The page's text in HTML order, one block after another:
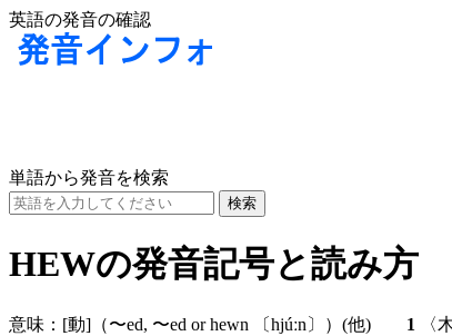
英語の発音の確認
単語から発音を検索
HEWの発音記号と読み方
意味： [動] （〜ed, 〜ed or hewn 〔hjúːn〕 ） (他) 1 〈